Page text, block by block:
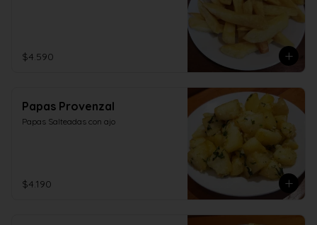
$4.590
Papas Provenzal
Papas Salteadas con ajo
$4.190